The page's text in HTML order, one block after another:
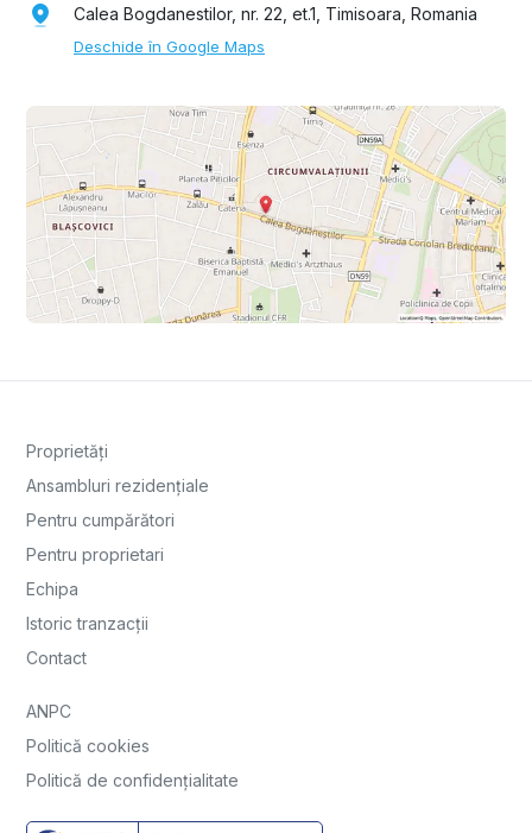
Calea Bogdanestilor, nr. 22, et.1, Timisoara, Romania
Deschide în Google Maps
Proprietăți
Ansambluri rezidențiale
Pentru cumpărători
Pentru proprietari
Echipa
Istoric tranzacții
Contact
ANPC
Politică cookies
Politică de confidențialitate